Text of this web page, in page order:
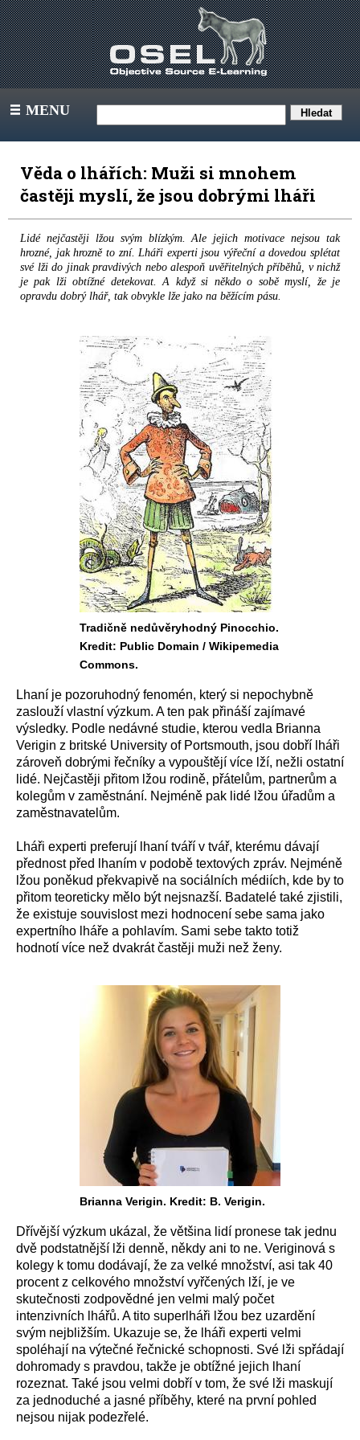
III MENU
Věda o lhářích: Muži si mnohem
častěji myslí, že jsou dobrými lháři
Lidé nejčastěji lžou svým blízkým. Ale jejich motivace nejsou tak
hrozné, jak hrozně to zní. Lháři experti jsou výřeční a dovedou splétat
své lži do jinak pravdivých nebo alespoň uvěřitelných příběhů, v nichž
je pak lži obtížné detekovat. A když si někdo o sobě myslí, že je
opravdu dobrý lhář, tak obvykle lže jako na běžícím pásu.
Tradičně nedůvěryhodný Pinocchio.
Kredit: Public Domain / Wikipemedia
Commons.
Lhaní je pozoruhodný fenomén, který si nepochybně
zaslouží vlastní výzkum. A ten pak přináší zajímavé
výsledky. Podle nedávné studie, kterou vedla Brianna
Verigin z britské University of Portsmouth, jsou dobří lháři
zároveň dobrými řečníky a vypouštějí více lží, nežli ostatní
lidé. Nejčastěji přitom lžou rodině, přátelům, partnerům a
kolegům v zaměstnání. Nejméně pak lidé lžou úřadům a
zaměstnavatelům.
Lháři experti preferují lhaní tváří v tvář, kterému dávají
přednost před lhaním v podobě textových zpráv. Nejméně
lžou poněkud překvapivě na sociálních médiích, kde by to
přitom teoreticky mělo být nejsnazší. Badatelé také zjistili,
že existuje souvislost mezi hodnocení sebe sama jako
expertního lháře a pohlavím. Sami sebe takto totiž
hodnotí více než dvakrát častěji muži než ženy.
Brianna Verigin. Kredit: B. Verigin.
Dřívější výzkum ukázal, že většina lidí pronese tak jednu
dvě podstatnější lži denně, někdy ani to ne. Veriginová s
kolegy k tomu dodávají, že za velké množství, asi tak 40
procent z celkového množství vyřčených lží, je ve
skutečnosti zodpovědné jen velmi malý počet
intenzivních lhářů. A tito superlháři lžou bez uzardění
svým nejbližším. Ukazuje se, že lháři experti velmi
spoléhají na výtečné řečnické schopnosti. Své lži spřádají
dohromady s pravdou, takže je obtížné jejich lhaní
rozeznat. Také jsou velmi dobří v tom, že své lži maskují
za jednoduché a jasné příběhy, které na první pohled
nejsou nijak podezřelé.